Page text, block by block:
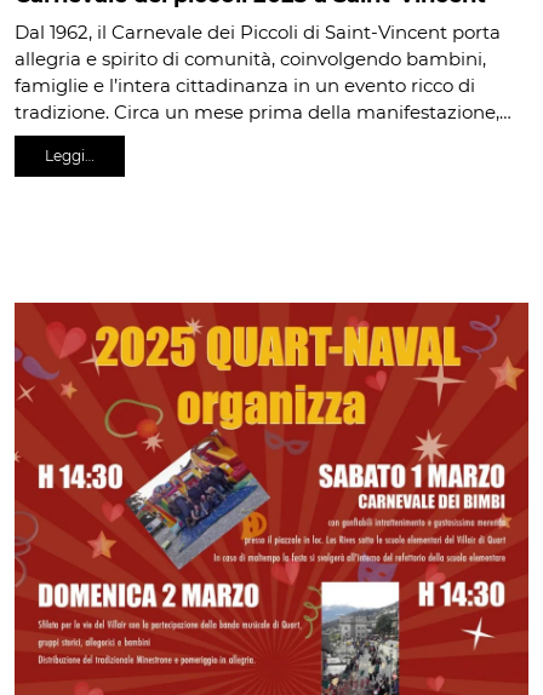
Dal 1962, il Carnevale dei Piccoli di Saint-Vincent porta
allegria e spirito di comunità, coinvolgendo bambini,
famiglie e l’intera cittadinanza in un evento ricco di
tradizione. Circa un mese prima della manifestazione,…
Leggi…